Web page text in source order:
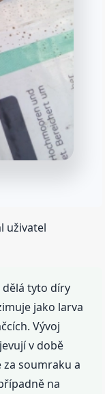
uživatel
dělá tyto díry
jako larva
Vývoj
v době
soumraku a
na